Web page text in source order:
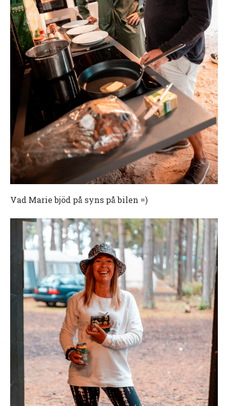
Vad Marie bjöd på syns på bilen =)